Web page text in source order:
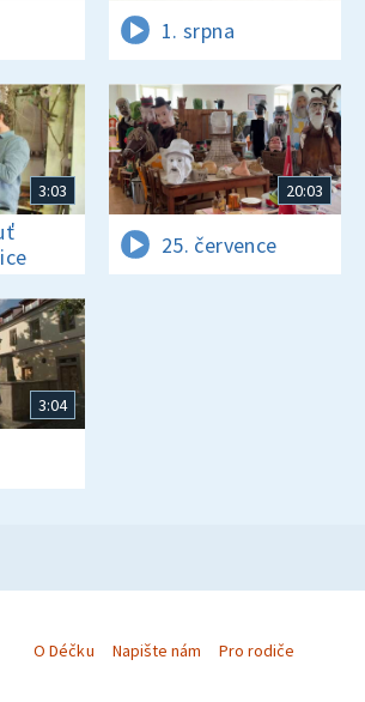
1. srpna
3:03 20:03
25. července
3:04
O Déčku Napište nám Pro rodiče